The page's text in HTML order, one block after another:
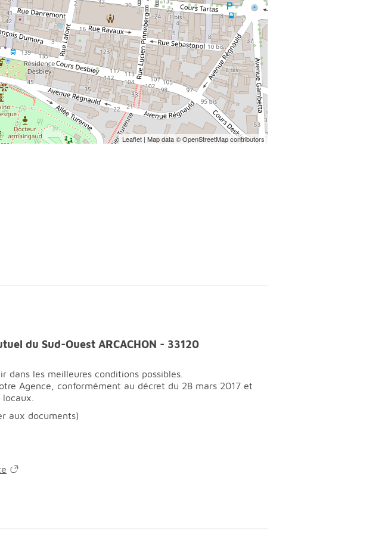
à 18h00;
14h00 à 18h00;
15h45 à 18h00;
Leaflet | Map data ©OpenStreetMapcontributors
du Sud-Ouest ARCACHON - 33120
les meilleures conditions possibles.
Agence, conformément au décret du 28 mars 2017 et
aux documents)